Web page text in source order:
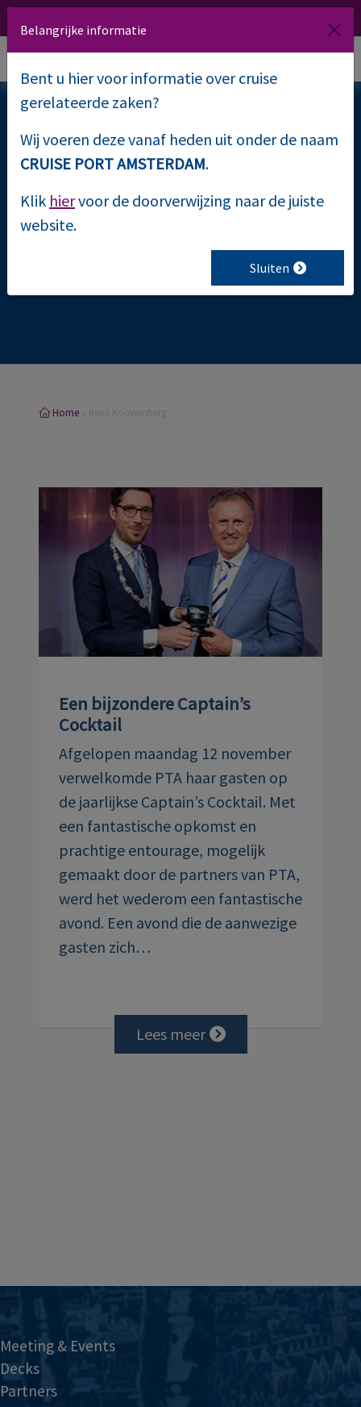
René Kouwenberg
Home
Een bijzondere Captain’s
Cocktail
Afgelopen maandag 12 november
verwelkomde PTA haar gasten op
de jaarlijkse Captain’s Cocktail. Met
een fantastische opkomst en
prachtige entourage, mogelijk
gemaakt door de partners van PTA,
werd het wederom een fantastische
avond. Een avond die de aanwezige
gasten zich…
Lees meer
Meeting & Events
Decks
Partners
Belangrijke informatie
Bent u hier voor informatie over cruise
gerelateerde zaken?
Wij voeren deze vanaf heden uit onder de naam
CRUISE PORT AMSTERDAM.
Klik hiervoor de doorverwijzing naar de juiste
website.
Sluiten